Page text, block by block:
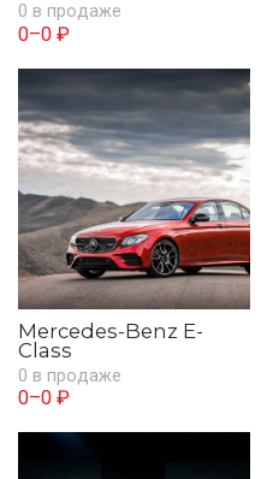
0 в продаже
0–0 ₽
Mercedes-Benz E-
Class
0 в продаже
0–0 ₽